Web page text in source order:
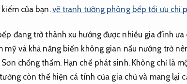
của bạn.vẽ tranh tường phòng bếp tối ưu chi
đang trở thành xu hướng được nhiều gia đình ưa
mỹ và khả năng biến không gian nấu nướng trở
Sơn chống thấm. Hạn chế phát sinh.Không chỉ là
còn thể hiện cá tính của gia chủ và mang lại